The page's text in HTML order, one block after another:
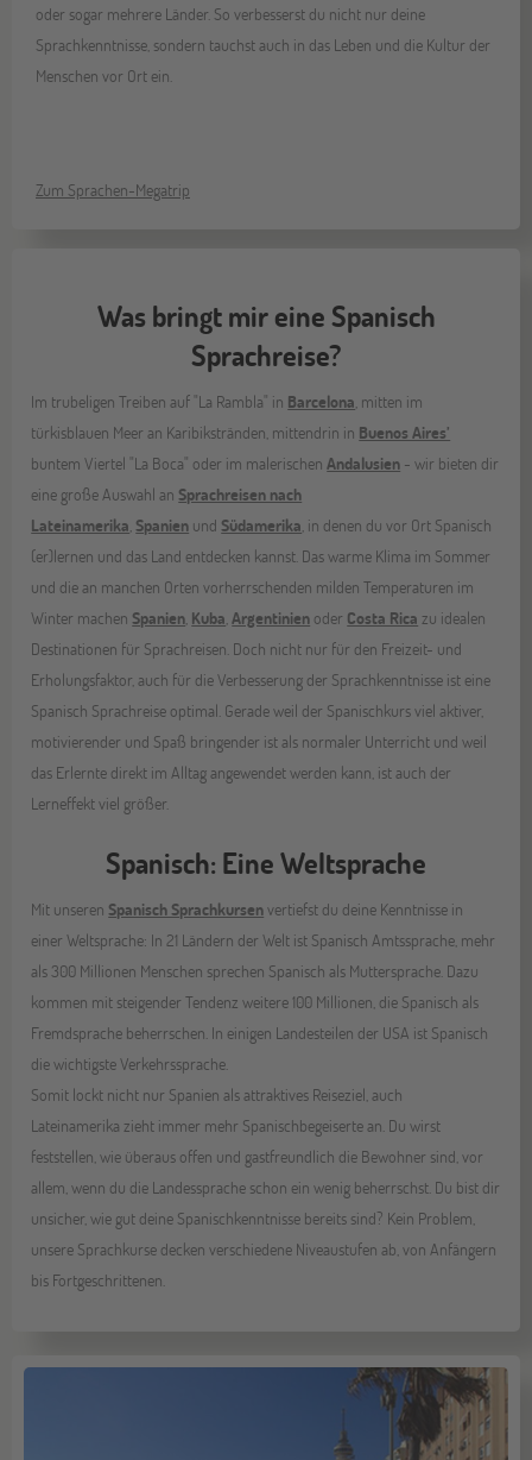
oder sogar mehrere Länder. So verbesserst du nicht nur deine
Sprachkenntnisse, sondern tauchst auch in das Leben und die Kultur der
Menschen vor Ort ein.
Zum Sprachen-Megatrip
Was bringt mir eine Spanisch
Sprachreise?
Im trubeligen Treiben auf "La Rambla" in Barcelona, mitten im
türkisblauen Meer an Karibikstränden, mittendrin in Buenos Aires’
buntem Viertel "La Boca" oder im malerischenAndalusien - wir bieten dir
eine große Auswahl an Sprachreisen nach
Lateinamerika, Spanien und Südamerika, in denen du vor Ort Spanisch
(er)lernen und das Land entdecken kannst. Das warme Klima im Sommer
und die an manchen Orten vorherrschenden milden Temperaturen im
Winter machen Spanien, Kuba,Argentinien oder Costa Rica zu idealen
Destinationen für Sprachreisen. Doch nicht nur für den Freizeit- und
Erholungsfaktor, auch für die Verbesserung der Sprachkenntnisse ist eine
Spanisch Sprachreise optimal. Gerade weil der Spanischkurs viel aktiver,
motivierender und Spaß bringender ist als normaler Unterricht und weil
das Erlernte direkt im Alltag angewendet werden kann, ist auch der
Lerneffekt viel größer.
Spanisch: Eine Weltsprache
Mit unseren Spanisch Sprachkursenvertiefst du deine Kenntnisse in
einer Weltsprache: In 21 Ländern der Welt ist Spanisch Amtssprache, mehr
als 300 Millionen Menschen sprechen Spanisch als Muttersprache. Dazu
kommen mit steigender Tendenz weitere 100 Millionen, die Spanisch als
Fremdsprache beherrschen. In einigen Landesteilen der USA ist Spanisch
die wichtigste Verkehrssprache.
Somit lockt nicht nur Spanien als attraktives Reiseziel, auch
Lateinamerika zieht immer mehr Spanischbegeiserte an. Du wirst
feststellen, wie überaus offen und gastfreundlich die Bewohner sind, vor
allem, wenn du die Landessprache schon ein wenig beherrschst. Du bist dir
unsicher, wie gut deine Spanischkenntnisse bereits sind? Kein Problem,
unsere Sprachkurse decken verschiedene Niveaustufen ab, von Anfängern
bis Fortgeschrittenen.